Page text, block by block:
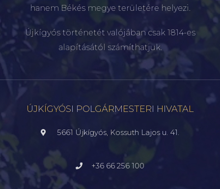
hanem Békés megye területére helyezi.
Újkígyós történetét valójában csak 1814-es
alapításától számíthatjuk.
ÚJKÍGYÓSI POLGÁRMESTERI HIVATAL
5661 Újkígyós, Kossuth Lajos u. 41.
+36 66 256 100